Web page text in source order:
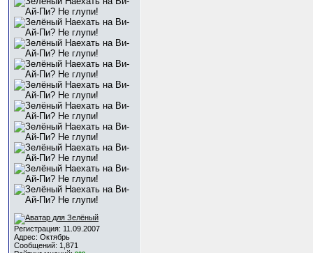
Регистрация: 11.09.2007
Адрес: Октябрь
Сообщений: 1,871